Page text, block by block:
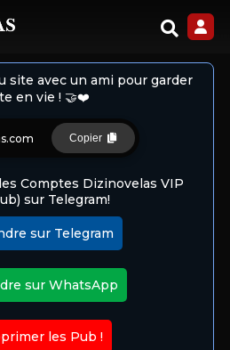
site avec un ami pour garder
en vie ! 🤝❤️
Copier
Comptes Dizinovelas VIP
sur Telegram!
sur Telegram
sur WhatsApp
les Pub !